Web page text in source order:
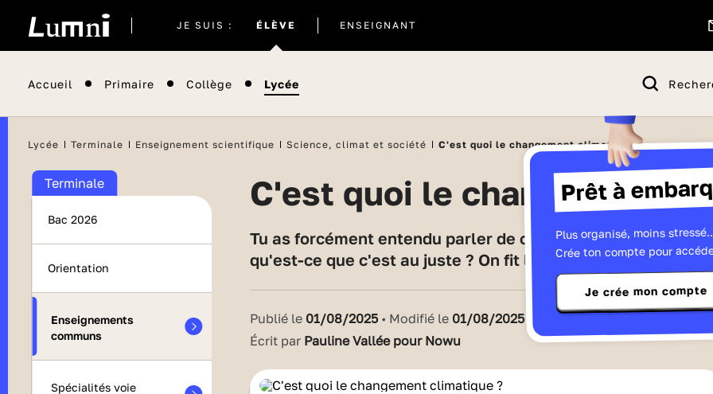
JE SUIS : ÉLÈVE
actuel
ENSEIGNANT
Accueil Primaire Collège Lycée
Prêt à
Plus organisé, moins
Crée ton compte pour
Je crée mon compte
Lycée Terminale Enseignement scientifique Science, climat et société C'est quoi le changement climatique ?
Terminale
Bac 2026
Orientation
Enseignements
communs
Spécialités voie
C'est quoi le changement
Tu as forcément entendu parler de changement climatique ou de réchauffement climatique... Mais
qu'est-ce que c'est au juste ? On fit le point dans cet article.
Publié le 01/08/2025 • Modifié le 01/08/2025
Écrit par Pauline Vallée pour Nowu